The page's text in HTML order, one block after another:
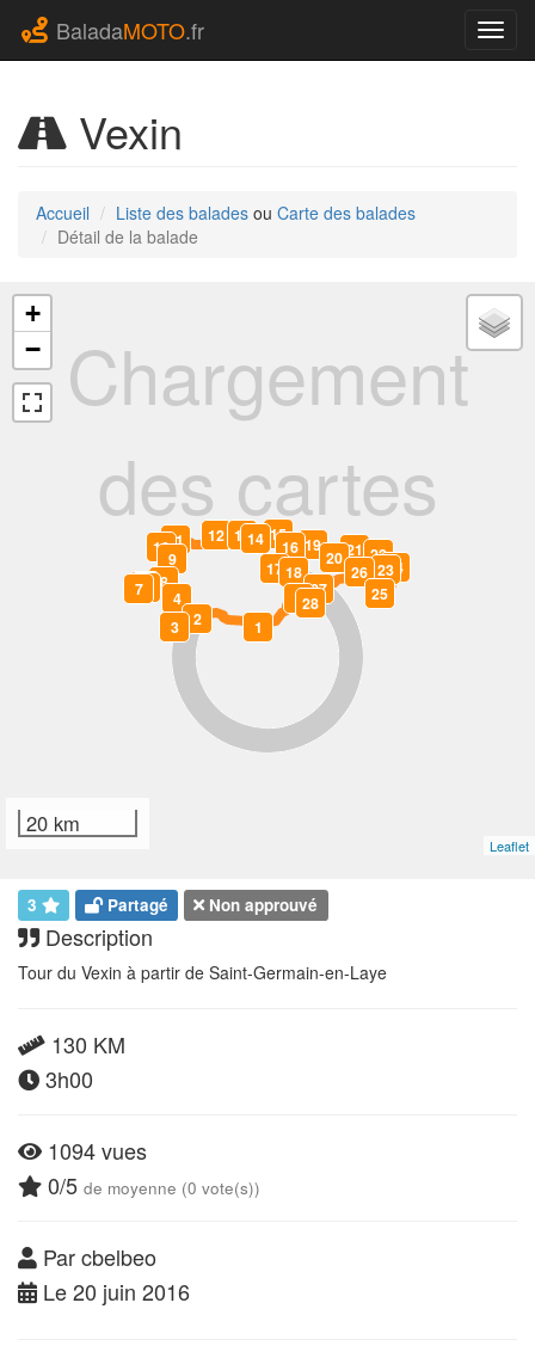
BaladaMOTO.fr
Vexin
Accueil Liste des balades ou Carte des balades
Détail de la balade
Chargement
des cartes
0
1
2
3
4
56
7 8
9
1011 12 1314 15
16
17 18
19
2021 22
2324
25
26
27
28
+
−
20 km
Leaflet
3 Partagé Non approuvé
Description
Tour du Vexin à partir de Saint-Germain-en-Laye
130 KM
3h00
1094 vues
0/5 de moyenne (0 vote(s))
Par cbelbeo
Le 20 juin 2016